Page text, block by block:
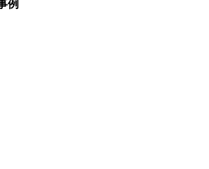
例